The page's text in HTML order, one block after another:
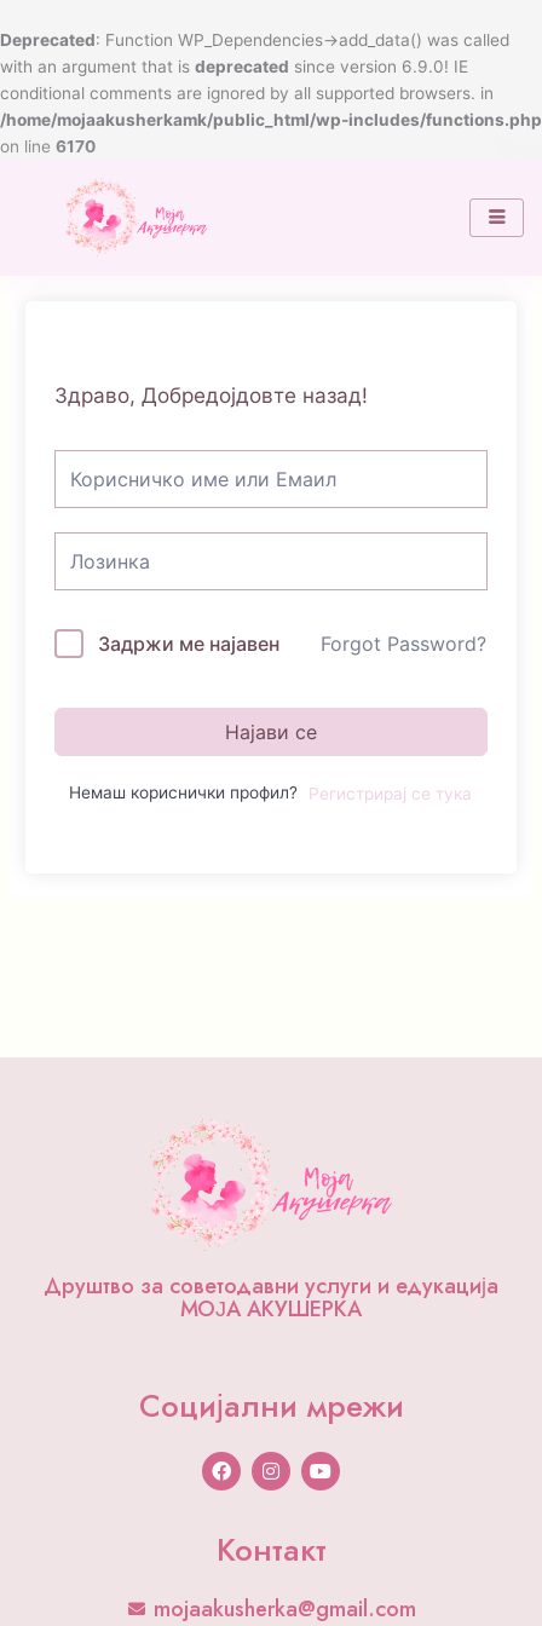
Deprecated: Function WP_Dependencies->add_data() was called
with an argument that is deprecated since version 6.9.0! IE
conditional comments are ignored by all supported browsers. in
/home/mojaakusherkamk/public_html/wp-includes/functions.php
on line 6170
to
content
Здраво, Добредојдовте назад!
Задржи ме најавен Forgot Password?
Најави се
Немаш кориснички профил? Регистрирај се тука
Друштво за советодавни услуги и едукација
МОЈА АКУШЕРКА
Социјални мрежи
F
a
c
b
o
I
n
s
g
a
m
Y
o
u
b
Контакт
mojaakusherka@gmail.com